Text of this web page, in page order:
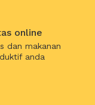
online
dan makanan
anda